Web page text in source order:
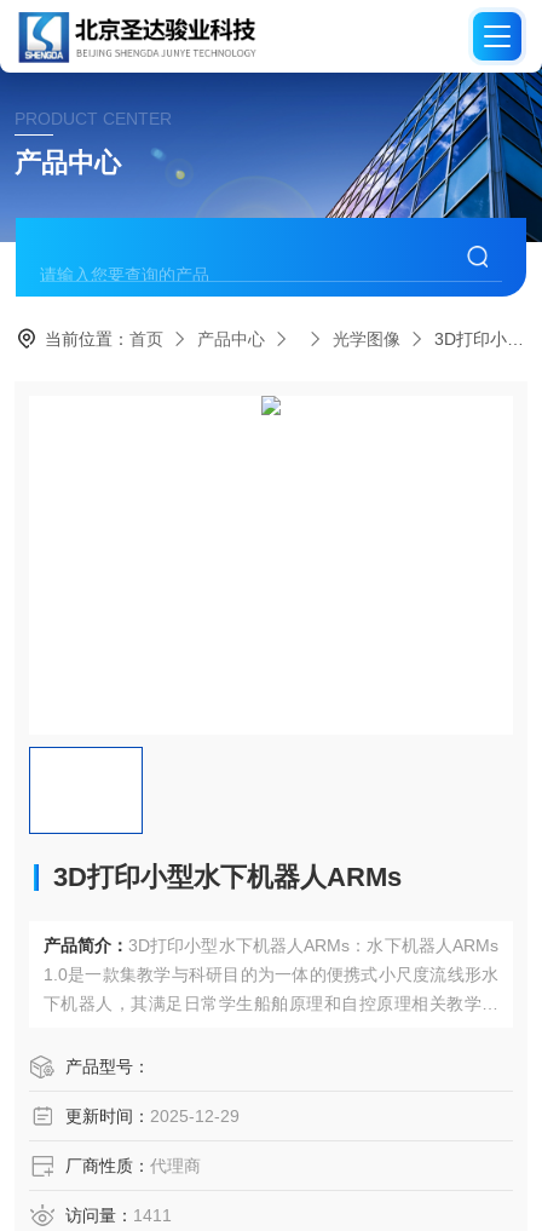
PRODUCT CENTER
产品中心
当前位置：首页 产品中心 光学图像 3D打印小型水下机器人ARMs
3D打印小型水下机器人ARMs
产品简介： 3D打印小型水下机器人ARMs：水下机器人ARMs
1.0是一款集教学与科研目的为一体的便携式小尺度流线形水
下机器人，其满足日常学生船舶原理和自控原理相关教学实
控制设计等学科专业研究。
产品型号：
更新时间： 2025-12-29
厂商性质： 代理商
访问量： 1411